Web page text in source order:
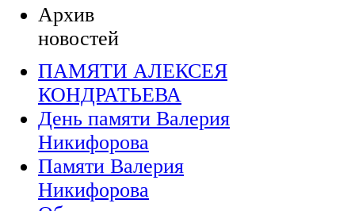
Архив
новостей
ПАМЯТИ АЛЕКСЕЯ
КОНДРАТЬЕВА
День памяти Валерия
Никифорова
Памяти Валерия
Никифорова